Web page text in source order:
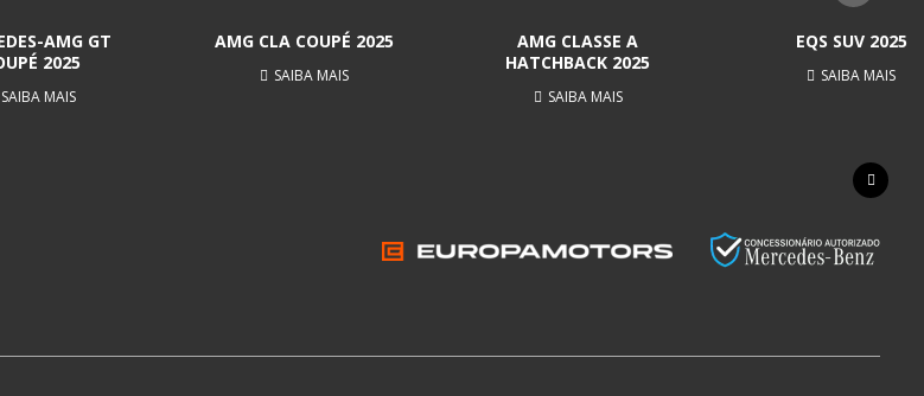
AMG GT
2025
SAIBA MAIS
AMG CLA COUPÉ 2025
SAIBA MAIS
AMG CLASSE A
HATCHBACK 2025
SAIBA MAIS
EQS SUV 2025
SAIBA MAIS